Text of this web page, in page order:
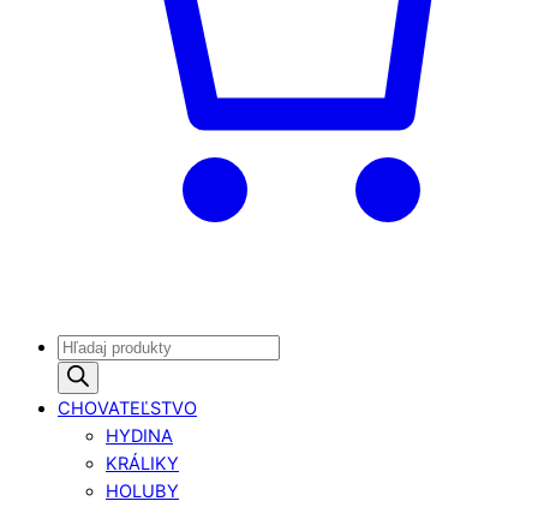
Products
search
CHOVATEĽSTVO
HYDINA
KRÁLIKY
HOLUBY